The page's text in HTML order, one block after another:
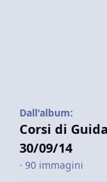
Dall'album:
Corsi di
30/09/14
· 90 immagini